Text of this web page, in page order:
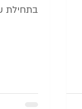
בתחילת